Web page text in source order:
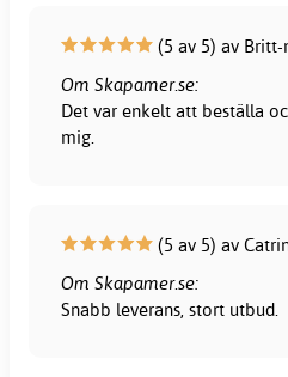
(5 av 5) av
Om Skapamer.se:
Det var enkelt att beställa
mig.
(5 av 5) av
Om Skapamer.se:
Snabb leverans, stort utbud.